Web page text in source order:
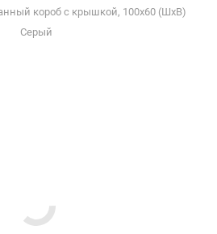
короб с крышкой, 100x60 (ШxВ)
Серый